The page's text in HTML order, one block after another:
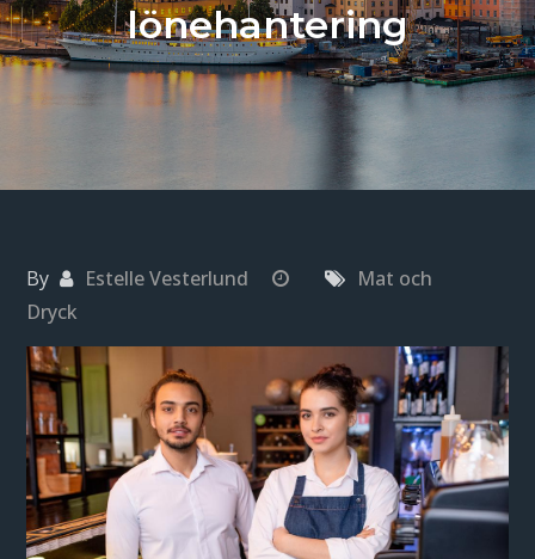
lönehantering
By Estelle Vesterlund
Mat och
Dryck